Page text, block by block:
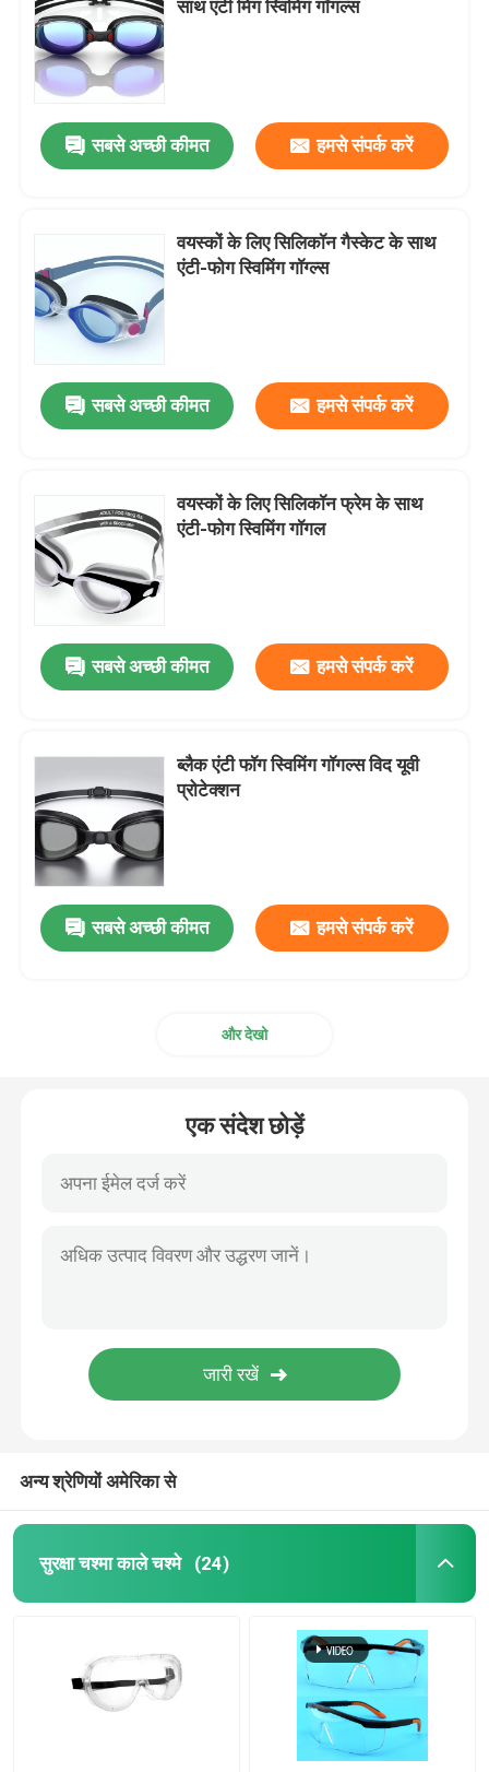
प्रिस्क्रिप्शन ऑप्टिकल गॉगल्स
गोताखोरी तैरना
स्काइडाइविंग गॉगल्स
एंटी फॉग लेंस
एंटी फॉग डाइविंग गॉगल्स
स्कूबा डाइविंग स्नोर्कल
साथ एंटी मिग स्विमिंग गॉगल्स
सबसे अच्छी कीमत हमसे संपर्क करें
वयस्कों के लिए सिलिकॉन गैस्केट के साथ
एंटी-फोग स्विमिंग गॉग्ल्स
सबसे अच्छी कीमत हमसे संपर्क करें
वयस्कों के लिए सिलिकॉन फ्रेम के साथ
एंटी-फोग स्विमिंग गॉगल
सबसे अच्छी कीमत हमसे संपर्क करें
ब्लैक एंटी फॉग स्विमिंग गॉगल्स विद यूवी
प्रोटेक्शन
सबसे अच्छी कीमत हमसे संपर्क करें
और देखो
एक संदेश छोड़ें
अन्य श्रेणियों अमेरिका से
सुरक्षा चश्मा काले चश्मे (24)